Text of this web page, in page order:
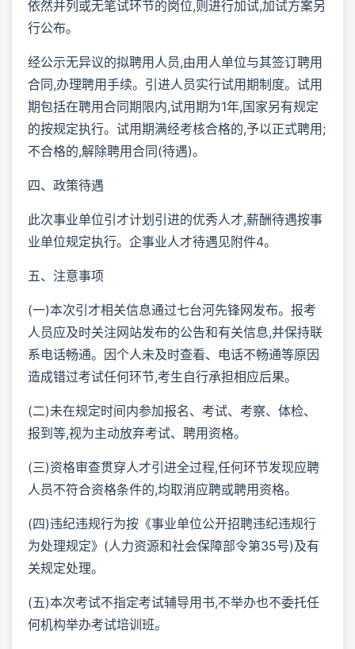
依然并列或无笔试环节的岗位,则进行加试,加试方案另
行公布。
经公示无异议的拟聘用人员,由用人单位与其签订聘用
合同,办理聘用手续。引进人员实行试用期制度。试用
期包括在聘用合同期限内,试用期为1年,国家另有规定
的按规定执行。试用期满经考核合格的,予以正式聘用;
不合格的,解除聘用合同(待遇)。
四、政策待遇
此次事业单位引才计划引进的优秀人才,薪酬待遇按事
业单位规定执行。企事业人才待遇见附件4。
五、注意事项
(一)本次引才相关信息通过七台河先锋网发布。报考
人员应及时关注网站发布的公告和有关信息,并保持联
系电话畅通。因个人未及时查看、电话不畅通等原因
造成错过考试任何环节,考生自行承担相应后果。
(二)未在规定时间内参加报名、考试、考察、体检、
报到等,视为主动放弃考试、聘用资格。
(三)资格审查贯穿人才引进全过程,任何环节发现应聘
人员不符合资格条件的,均取消应聘或聘用资格。
(四)违纪违规行为按《事业单位公开招聘违纪违规行
为处理规定》(人力资源和社会保障部令第35号)及有
关规定处理。
(五)本次考试不指定考试辅导用书,不举办也不委托任
何机构举办考试培训班。